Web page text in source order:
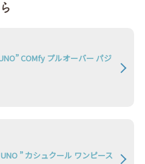
COMfy プルオーバー パジ
” カシュクール ワンピース